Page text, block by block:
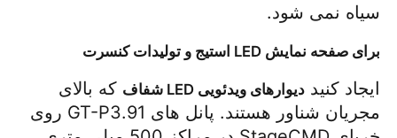
سیاه نمی شود.
برای صفحه نمایش LED استیج و تولیدات کنسرت
ایجاد کنید دیوارهای ویدئویی LED شفاف